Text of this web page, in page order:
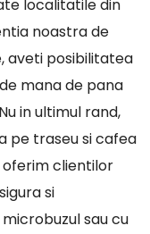
localitatile din
noastra de
aveti posibilitatea
mana de pana
in ultimul rand,
pe traseu si cafea
oferim clientilor
si
sau cu